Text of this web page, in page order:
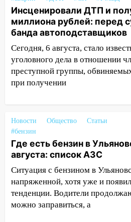
провернул хитрую
проездными
12:10 Ульяновский
120 тысяч долга
11:49 Снят режим
опасность» на
области
2027 года импорт,
бензина Евро 2, Евро 3,
11:12 Соцсети: на
врезался в забор
10:27 Где есть бензин в
днем 6 августа: список
10:16
Внимание! В
Инсценировали ДТП и
миллиона рублей: перед
банда автоподставщиков
Сегодня, 6 августа, стало
уголовного дела в отношении
преступной группы,
при получении
Новости Общество
Статьи
#бензин
Где есть бензин в
августа: список АЗС
Ситуация с бензином в
напряженной, хотя уже и
тенденции. Водители
можно заправиться, а